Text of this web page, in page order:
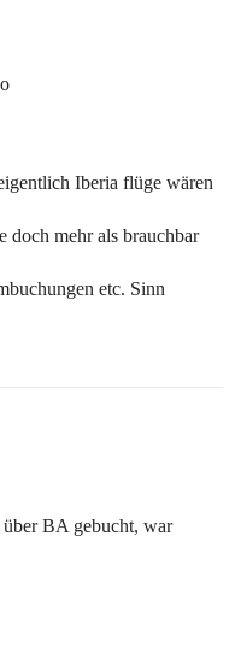
Iberia flüge wären
mehr als brauchbar
etc. Sinn
über BA gebucht, war